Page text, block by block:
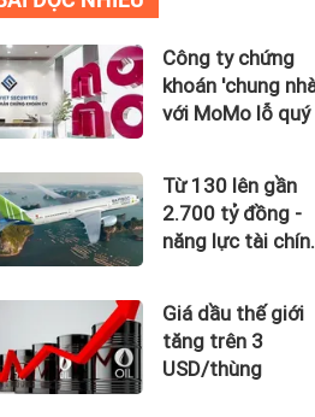
Công ty chứng
khoán 'chung
với MoMo lỗ quý
lũy kế gần 181 tỷ
đồng
Từ 130 lên gần
2.700 tỷ đồng -
năng lực tài
Airways nhìn từ
công nợ với ACV
Giá dầu thế giới
tăng trên 3
USD/thùng